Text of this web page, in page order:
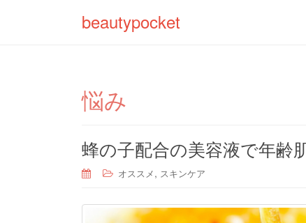
beautypocket
悩み
蜂の子配合の美容液で年齢
オススメ, スキンケア